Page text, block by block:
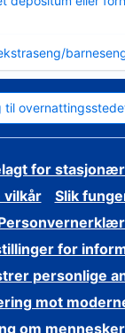
til
for
vilkår
Slik
for
personlige
mot
om